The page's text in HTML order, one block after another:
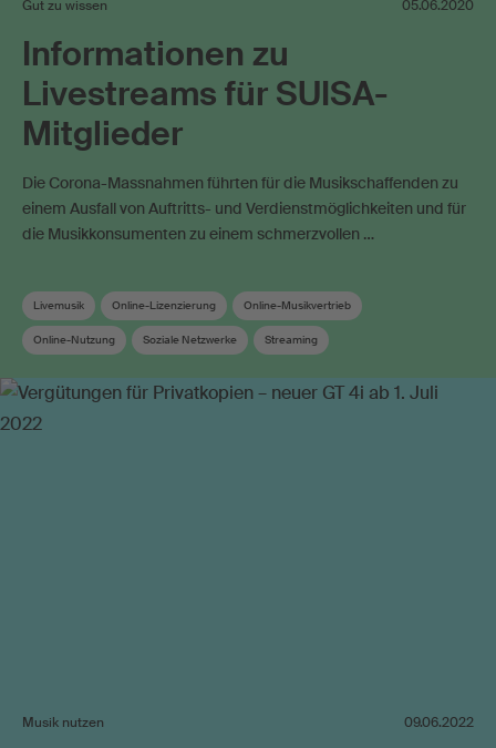
Gut zu wissen 05.06.2020
Informationen zu
Livestreams für SUISA-
Mitglieder
Die Corona-Massnahmen führten für die Musikschaffenden zu
einem Ausfall von Auftritts- und Verdienstmöglichkeiten und für
die Musikkonsumenten zu einem schmerzvollen …
Livemusik Online-Lizenzierung Online-Musikvertrieb
Online-Nutzung Soziale Netzwerke Streaming
Musik nutzen 09.06.2022